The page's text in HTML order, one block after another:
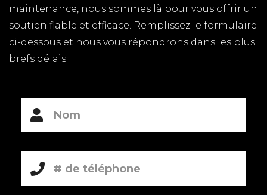
maintenance, nous sommes là pour vous offrir un
soutien fiable et efficace. Remplissez le formulaire
ci-dessous et nous vous répondrons dans les plus
brefs délais.